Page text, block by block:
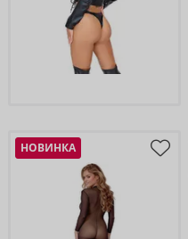
НОВИНКА